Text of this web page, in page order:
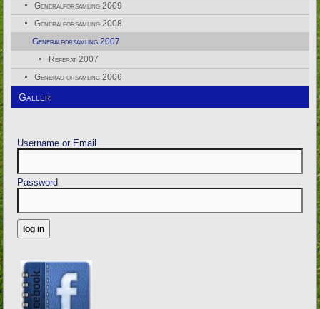
Generalforsamling 2009
Generalforsamling 2008
Generalforsamling 2007
Referat 2007
Generalforsamling 2006
Galleri
Username or Email
Password